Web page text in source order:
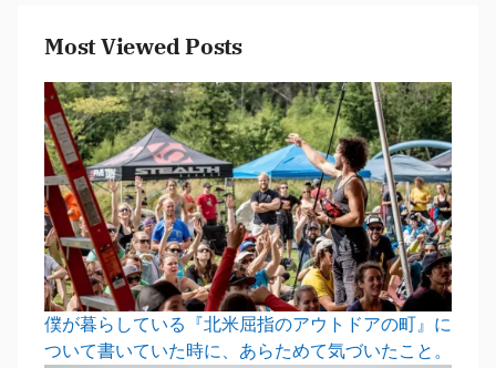
Most Viewed Posts
僕が暮らしている『北米屈指のアウトドアの町』に
ついて書いていた時に、あらためて気づいたこと。